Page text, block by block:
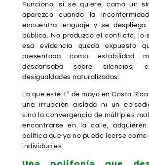
Funciono, si se quiere, como un
aparezco cuando la
encuentra lenguaje y se
público. No produzco el conflicto, lo
esa evidencia queda expuesto
presentaba como estabilidad
descansaba sobre silencios,
desigualdades naturalizadas.
Lo que este 1° de mayo en Costa
una irrupción aislada ni un
sino la convergencia de múltiples
encontrarse en la calle, adquieren
política que ya no puede leerse como
individuales.